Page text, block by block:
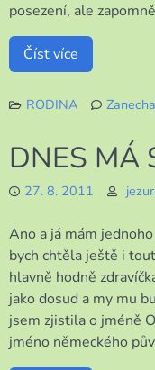
posezení, ale
Číst více
RODINA
DNES MÁ
27. 8. 2011
Ano a já mám
bych chtěla ještě i
hlavně hodně
jako dosud a my mu
jsem zjistila o jméně
jméno německého